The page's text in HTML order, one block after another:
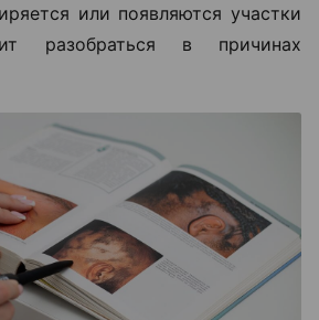
или появляются участки
разобраться в причинах